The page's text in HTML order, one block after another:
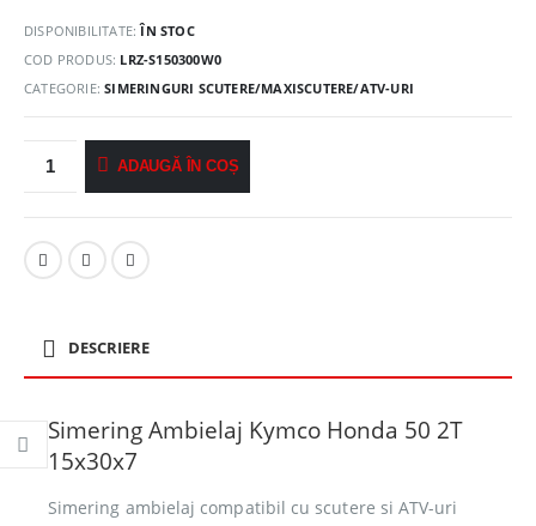
DISPONIBILITATE:ÎN STOC
COD PRODUS: LRZ-S150300W0
CATEGORIE:SIMERINGURI SCUTERE/MAXISCUTERE/ATV-URI
ADAUGĂ ÎN COȘ
DESCRIERE
Simering Ambielaj Kymco Honda 50 2T
15x30x7
Simering ambielaj compatibil cu scutere si ATV-uri